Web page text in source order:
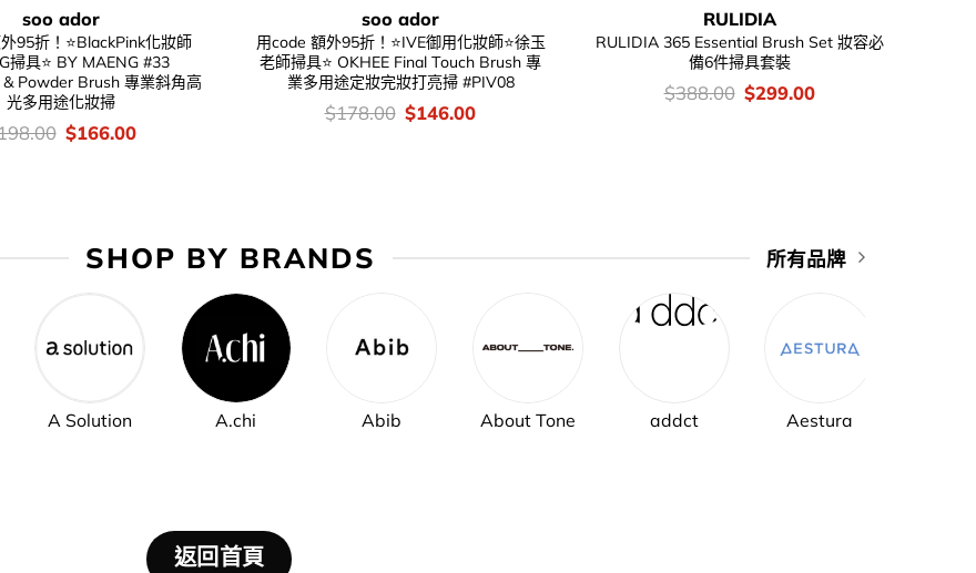
soo ador
95折！⭐BlackPink化妝師
掃具⭐ BY MAENG #33
Powder Brush 專業斜角高
光多用途化妝掃
Original
price
$166.00Current
soo ador
用code 額外95折！⭐IVE御用化妝師⭐徐玉
老師掃具⭐ OKHEE Final Touch Brush 專
業多用途定妝完妝打亮掃 #PIV08
價
錢：
$178.00 Original
price
$146.00Current
RULIDIA
RULIDIA 365 Essential Brush Set 妝容必
備6件掃具套裝
價
錢：
$388.00 Original
price
$299.00Current
SHOP BY BRANDS 所有品牌
A Solution A.chi Abib About Tone addct Aestura
返回首頁